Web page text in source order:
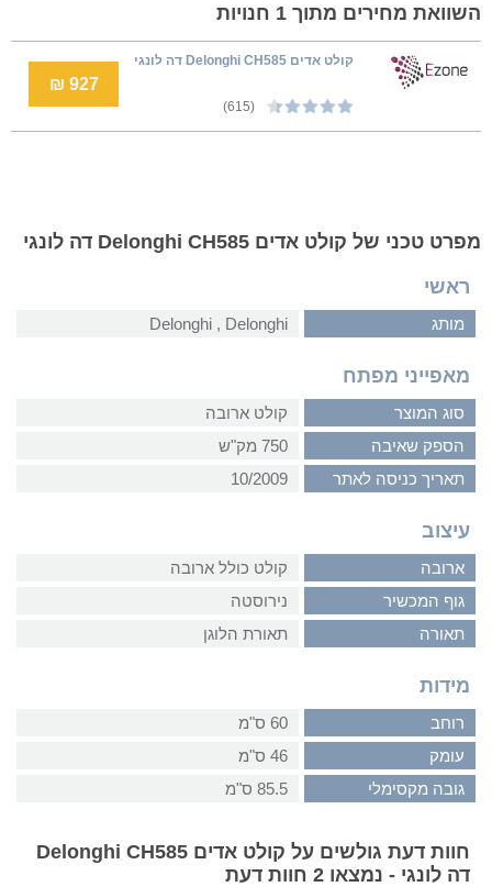
השוואת מחירים מתוך 1 חנויות
קולט אדים Delonghi CH585 דה לונגי
(615)
927 ₪
מפרט טכני של קולט אדים Delonghi CH585 דה לונגי
ראשי
מותג Delonghi‏ , ‏Delonghi
מאפייני מפתח
סוג המוצר
קולט ארובה
הספק שאיבה
750 מק"ש
תאריך כניסה לאתר
10/2009
עיצוב
ארובה
קולט כולל ארובה
גוף המכשיר
נירוסטה
תאורה
תאורת הלוגן
מידות
רוחב
60 ס"מ
עומק
46 ס"מ
גובה מקסימלי
85.5 ס"מ
חוות דעת גולשים על קולט אדים Delonghi CH585
דה לונגי - נמצאו 2 חוות דעת